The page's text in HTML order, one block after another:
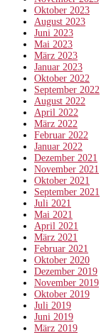
Oktober 2023
August 2023
Juni 2023
Mai 2023
März 2023
Januar 2023
Oktober 2022
September 2022
August 2022
April 2022
März 2022
Februar 2022
Januar 2022
Dezember 2021
November 2021
Oktober 2021
September 2021
Juli 2021
Mai 2021
April 2021
März 2021
Februar 2021
Oktober 2020
Dezember 2019
November 2019
Oktober 2019
Juli 2019
Juni 2019
März 2019